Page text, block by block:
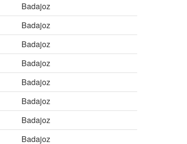
Badajoz
Badajoz
Badajoz
Badajoz
Badajoz
Badajoz
Badajoz
Badajoz